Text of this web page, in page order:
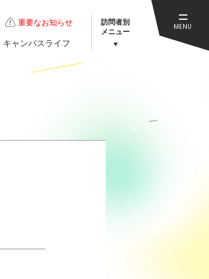
重要なお知らせ
キャンパスライフ
訪問者別
メニュー
MENU